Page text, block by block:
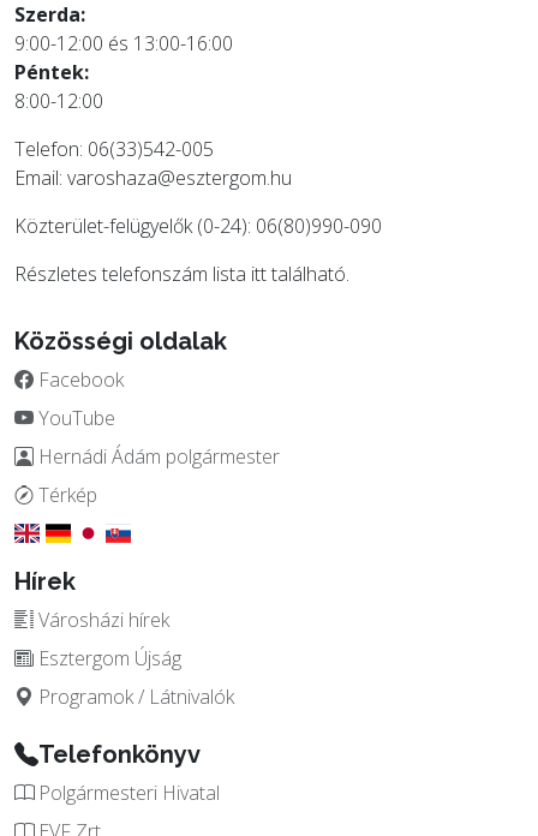
Szerda:
9:00-12:00 és 13:00-16:00
Péntek:
8:00-12:00
Telefon: 06(33)542-005
Email: varoshaza@esztergom.hu
Közterület-felügyelők (0-24): 06(80)990-090
Részletes telefonszám lista itttalálható.
Közösségi oldalak
Facebook
YouTube
Hernádi Ádám polgármester
Térkép
Hírek
Városházi hírek
Esztergom Újság
Programok / Látnivalók
Telefonkönyv
Polgármesteri Hivatal